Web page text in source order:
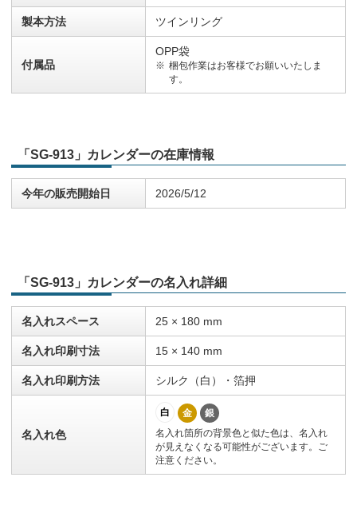
製本方法 ツインリング
付属品
OPP袋
梱包作業はお客様でお願いいたしま
す。
「SG-913」カレンダーの在庫情報
今年の販売開始日 2026/5/12
「SG-913」カレンダーの名入れ詳細
名入れスペース 25 × 180 mm
名入れ印刷寸法 15 × 140 mm
名入れ印刷方法 シルク（白）・箔押
名入れ色
白 金
銀
名入れ箇所の背景色と似た色は、名入れ
が見えなくなる可能性がございます。ご
注意ください。